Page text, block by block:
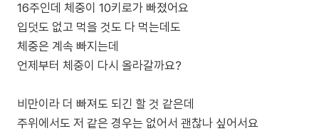
16주인데 체중이 10키로가 빠졌어요
입덧도 없고 먹을 것도 다 먹는데도
체중은 계속 빠지는데
언제부터 체중이 다시 올라갈까요?
비만이라 더 빠져도 되긴 할 것 같은데
주위에서도 저 같은 경우는 없어서 괜찮나 싶어서요